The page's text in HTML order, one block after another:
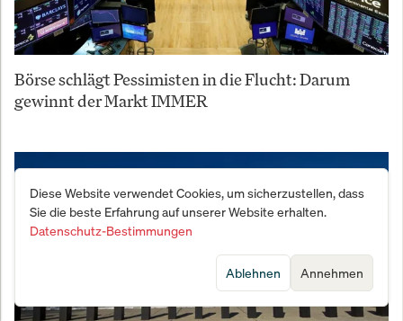
Börse schlägt Pessimisten in die Flucht: Darum
gewinnt der Markt IMMER
Diese Website verwendet Cookies, um sicherzustellen, dass
Sie die beste Erfahrung auf unserer Website erhalten.
Datenschutz-Bestimmungen
Annehmen
Ablehnen